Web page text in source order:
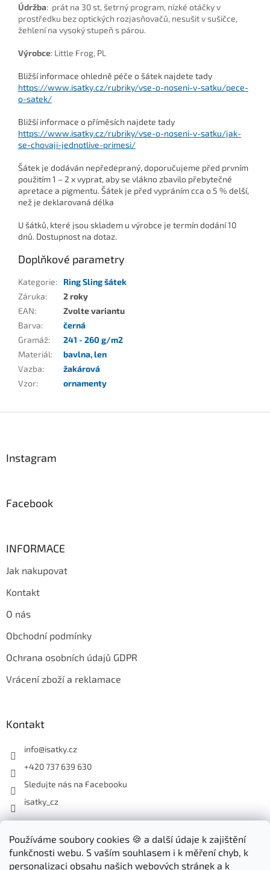
Používáme soubory cookies 🍪 a další údaje k zajištění
funkčnosti webu. S vaším souhlasem i k měření chyb, k
personalizaci obsahu našich webových stránek a k
Údržba: prát na 30 st, šetrný program, nízké otáčky v
prostředku bez optických rozjasňovačů, nesušit v sušičce,
žehlení na vysoký stupeň s párou.
Výrobce: Little Frog, PL
Bližší informace ohledně péče o šátek najdete tady
https://www.isatky.cz/rubriky/vse-o-noseni-v-satku/pece-
o-satek/
Bližší informace o příměsích najdete tady
https://www.isatky.cz/rubriky/vse-o-noseni-v-satku/jak-
se-chovaji-jednotlive-primesi/
Šátek je dodáván nepředepraný, doporučujeme před prvním
použitím 1 – 2 x vyprat, aby se vlákno zbavilo přebytečné
apretace a pigmentu. Šátek je před vypráním cca o 5 % delší,
než je deklarovaná délka
U šátků, které jsou skladem u výrobce je termín dodání 10
dnů. Dostupnost na dotaz.
Doplňkové parametry
Kategorie:
Ring Sling šátek
Záruka:
2 roky
EAN:
Zvolte variantu
Barva:
černá
Gramáž:
241 - 260 g/m2
Materiál: bavlna,len
Vazba:
žakárová
Vzor: ornamenty
Instagram
Facebook
INFORMACE
Jak nakupovat
Kontakt
O nás
Obchodní podmínky
Ochrana osobních údajů GDPR
Vrácení zboží a reklamace
Kontakt
info@isatky.cz
+420 737 639 630
Sledujte nás na Facebooku
isatky_cz
Odebírat newsletter
Vložte svůj e-mail a my vám budeme zasílat informace o nových